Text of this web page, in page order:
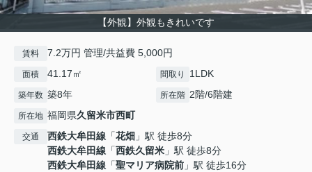
【外観】外観もきれいです
賃料 7.2万円 管理/共益費 5,000円
面積 41.17㎡ 間取り 1LDK
築年数 築8年 所在階 2階/6階建
所在地 福岡県久留米市西町
交通 西鉄大牟田線 「花畑 」駅 徒歩8分
西鉄大牟田線 「西鉄久留米 」駅 徒歩8分
西鉄大牟田線 「聖マリア病院前 」駅 徒歩16分